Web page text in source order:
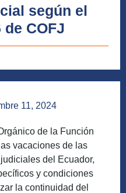
según el
COFJ
11, 2024
de la Función
vacaciones de las
del Ecuador,
y condiciones
la continuidad del